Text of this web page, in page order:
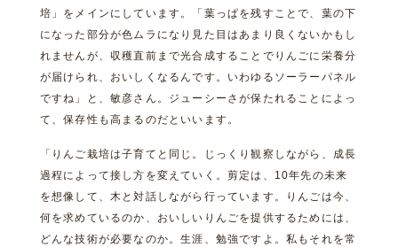
培」をメインにしています。「葉っぱを残すことで、葉の下
になった部分が色ムラになり見た目はあまり良くないかもし
れませんが、収穫直前まで光合成することでりんごに栄養分
が届けられ、おいしくなるんです。いわゆるソーラーパネル
ですね」と、敏彦さん。ジューシーさが保たれることによっ
て、保存性も高まるのだといいます。
「りんご栽培は子育てと同じ。じっくり観察しながら、成長
過程によって接し方を変えていく。剪定は、10年先の未来
を想像して、木と対話しながら行っています。りんごは今、
何を求めているのか、おいしいりんごを提供するためには、
どんな技術が必要なのか。生涯、勉強ですよ。私もそれを常